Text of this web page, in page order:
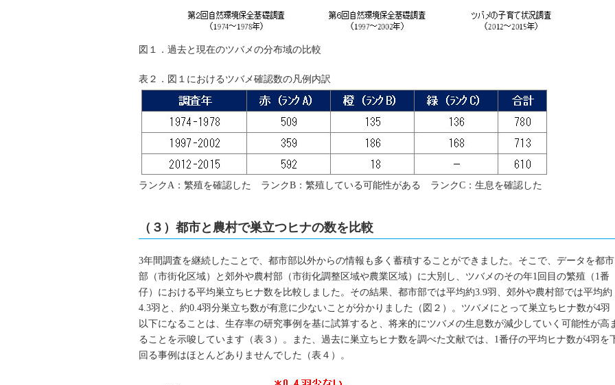
図１．過去と現在のツバメの分布域の比較
表２．図１におけるツバメ確認数の凡例内訳
ランクA：繁殖を確認した ランクB：繁殖している可能性がある ランクC：生息を確認した
（３）都市と農村で巣立つヒナの数を比較
3年間調査を継続したことで、都市部以外からの情報も多く蓄積することができました。そこで、データを都市
部（市街化区域）と郊外や農村部（市街化調整区域や農業区域）に大別し、ツバメのその年1回目の繁殖（1番
仔）における平均巣立ちヒナ数を比較しました。その結果、都市部では平均約3.9羽、郊外や農村部では平均約
4.3羽と、約0.4羽分巣立ち数が有意に少ないことが分かりました（図２）。ツバメにとって巣立ちヒナ数が4羽
以下になることは、生存率の研究事例を基に試算すると、将来的にツバメの生息数が減少していく可能性が高
ることを示唆しています（表３）。また、過去に巣立ちヒナ数を調べた文献では、1番仔の平均ヒナ数が4羽を
回る事例はほとんどありませんでした（表４）。